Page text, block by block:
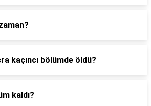
kaçıncı bölümde öldü?
kaldı?